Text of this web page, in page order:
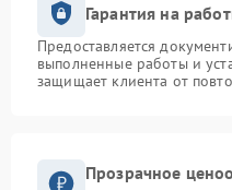
Гарантия на
Предоставляется
выполненные работы и
защищает клиента от
Прозрачное